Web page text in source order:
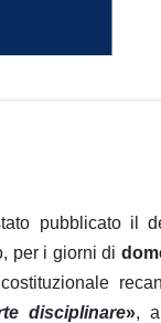
pubblicato il
per i giorni di
disciplinare»,